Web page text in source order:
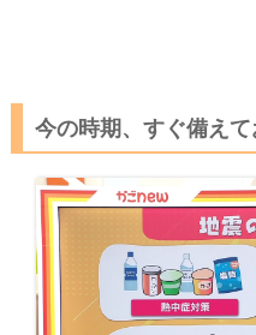
今の時期、すぐ備え